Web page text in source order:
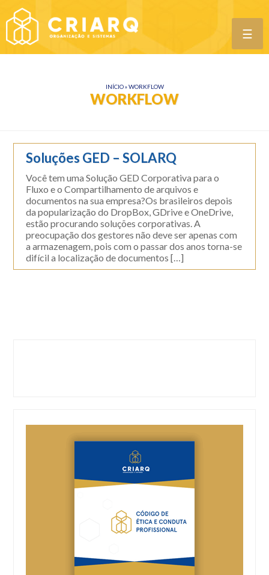
☰
INÍCIO»WORKFLOW
WORKFLOW
Soluções GED – SOLARQ
Você tem uma Solução GED Corporativa para o
Fluxo e o Compartilhamento de arquivos e
documentos na sua empresa?Os brasileiros depois
da popularização do DropBox, GDrive e OneDrive,
estão procurando soluções corporativas. A
preocupação dos gestores não deve ser apenas com
a armazenagem, pois com o passar dos anos torna-se
difícil a localização de documentos […]